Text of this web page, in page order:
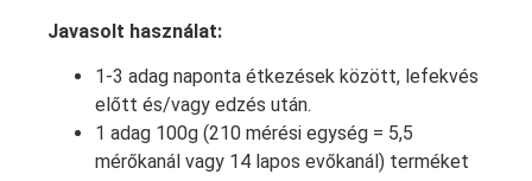
Javasolt használat:
1-3 adag naponta étkezések között, lefekvés
előtt és/vagy edzés után.
1 adag 100g (210 mérési egység = 5,5
mérőkanál vagy 14 lapos evőkanál) terméket